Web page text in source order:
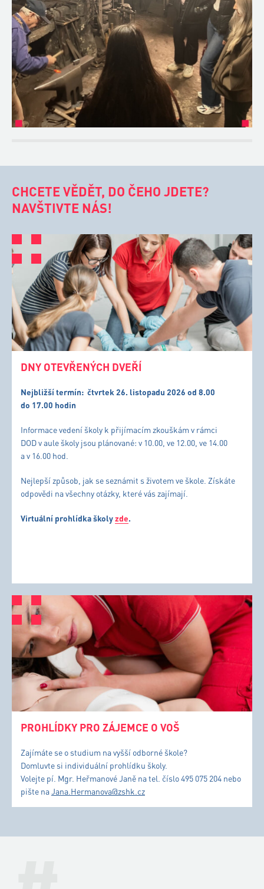
CHCETE VĚDĚT, DO ČEHO JDETE?
NAVŠTIVTE NÁS!
DNY OTEVŘENÝCH DVEŘÍ
Nejbližší termín: čtvrtek 26. listopadu 2026 od 8.00
do 17.00 hodin
Informace vedení školy k přijímacím zkouškám v rámci
DOD v aule školy jsou plánované: v 10.00, ve 12.00, ve 14.00
a v 16.00 hod.
Nejlepší způsob, jak se seznámit s životem ve škole. Získáte
odpovědi na všechny otázky, které vás zajímají.
Virtuální prohlídka školyzde.
PROHLÍDKY PRO ZÁJEMCE O VOŠ
Zajímáte se o studium na vyšší odborné škole?
Domluvte si individuální prohlídku školy.
Volejte pí. Mgr. Heřmanové Janě na tel. číslo 495 075 204 nebo
pište naJana.Hermanova@zshk.cz